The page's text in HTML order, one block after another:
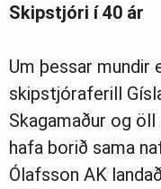
Skipstjóri í 40 ár
Um þessar mundir
skipstjóraferill
Skagamaður og
hafa borið sama
Ólafsson AK